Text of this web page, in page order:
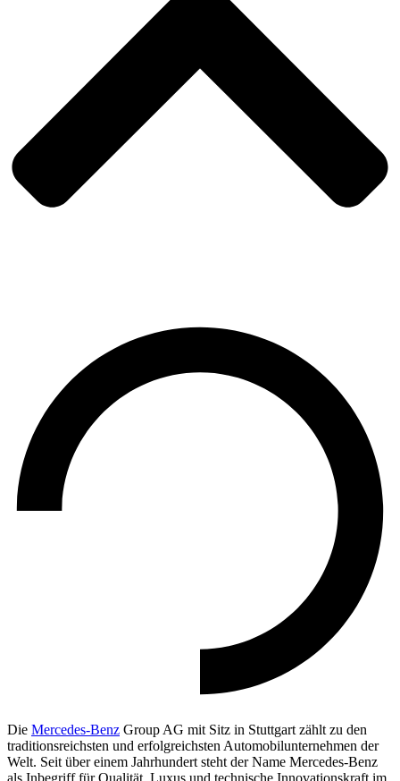
Die Mercedes-Benz Group AG mit Sitz in Stuttgart zählt zu den
traditionsreichsten und erfolgreichsten Automobilunternehmen der
Welt. Seit über einem Jahrhundert steht der Name Mercedes-Benz
als Inbegriff für Qualität, Luxus und technische Innovationskraft im